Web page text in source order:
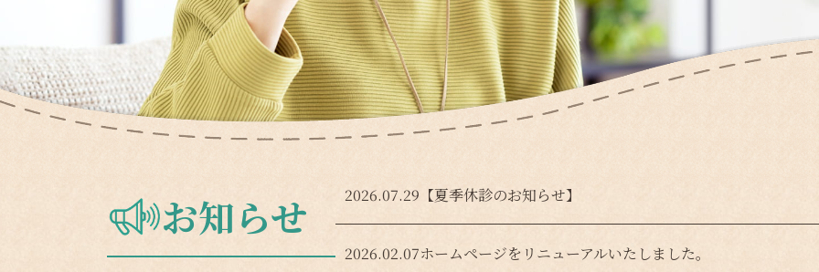
お知らせ 2026.07.29 【夏季休診のお知らせ】
2026.02.07ホームページをリニューアルいたしました。